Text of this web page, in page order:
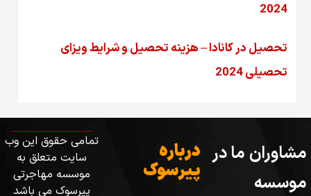
2024
تحصیل در کانادا – هزینه‌ تحصیل و شرایط ویزای
تحصیلی 2024
مشاوران ما در
موسسه
درباره
پیرسوک
تمامی حقوق این وب
سایت متعلق به
موسسه مهاجرتی
پیرسوک می باشد